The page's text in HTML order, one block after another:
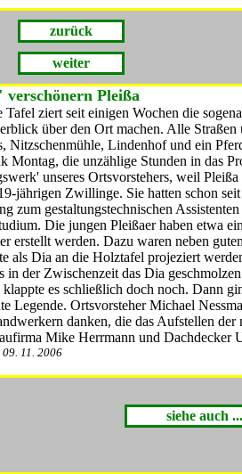
zurück
weiter
verschönern Pleißa
Tafel ziert seit einigen Wochen die
über den Ort machen. Alle
Nitzschenmühle, Lindenhof und ein
Montag, die unzählige Stunden in das
unseres Ortsvorstehers, weil
jährigen Zwillinge. Sie hatten schon
zum gestaltungstechnischen
Die jun­gen Pleißaer haben etwa
erstellt werden. Dazu wa­ren neben
als Dia an die Holztafel projeziert
in der Zwischenzeit das Dia
es schließlich doch noch. Dann
Legende. Ortsvorsteher Michael
dan­ken, die das Aufstellen
Mike Herrmann und Dachdecker
11. 2006
siehe auch ...